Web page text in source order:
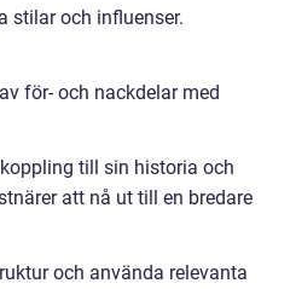
stilar och influenser.
för- och nackdelar med
till sin historia och
att nå ut till en bredare
och använda relevanta